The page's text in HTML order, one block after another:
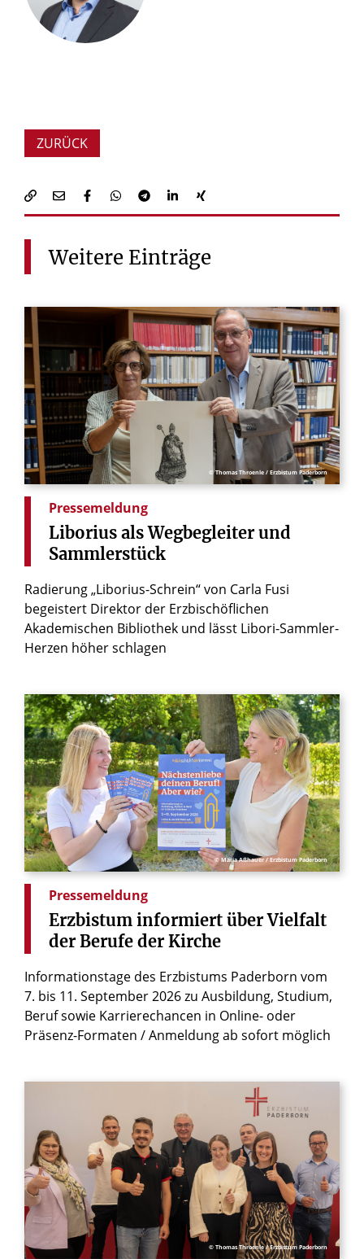
ZURÜCK
Weitere Einträge
© Thomas Throenle / Erzbistum Paderborn
Pressemeldung
Liborius als Wegbegleiter und
Sammlerstück
Radierung „Liborius-Schrein“ von Carla Fusi
begeistert Direktor der Erzbischöflichen
Akademischen Bibliothek und lässt Libori-Sammler-
Herzen höher schlagen
© Maria Aßhauer / Erzbistum Paderborn
Pressemeldung
Erzbistum informiert über Vielfalt
der Berufe der Kirche
Informationstage des Erzbistums Paderborn vom
7. bis 11. September 2026 zu Ausbildung, Studium,
Beruf sowie Karrierechancen in Online- oder
Präsenz-Formaten / Anmeldung ab sofort möglich
© Thomas Throenle / Erzbistum Paderborn